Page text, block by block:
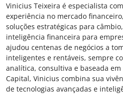
Vinicius Teixeira é especialista
experiência no mercado
soluções estratégicas para
inteligência financeira para
ajudou centenas de negócios a
inteligentes e rentáveis, sempre
analítica, consultiva e baseada
Capital, Vinicius combina sua
de tecnologias avançadas e